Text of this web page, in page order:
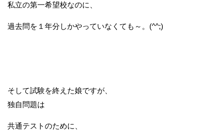
私立の第一希望校なのに、
過去問を１年分しかやっていなくても～。(^^;)
そして試験を終えた娘ですが、
独自問題は
共通テストのために、